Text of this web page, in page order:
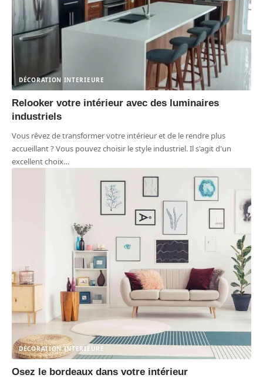
DÉCORATION INTERIEURE
Relooker votre intérieur avec des luminaires
industriels
Vous rêvez de transformer votre intérieur et de le rendre plus
accueillant ? Vous pouvez choisir le style industriel. Il s'agit d'un
excellent choix…
DÉCORATION INTERIEURE
Osez le bordeaux dans votre intérieur